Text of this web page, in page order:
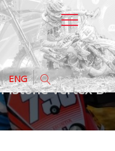
ENG
Pistone Vertex